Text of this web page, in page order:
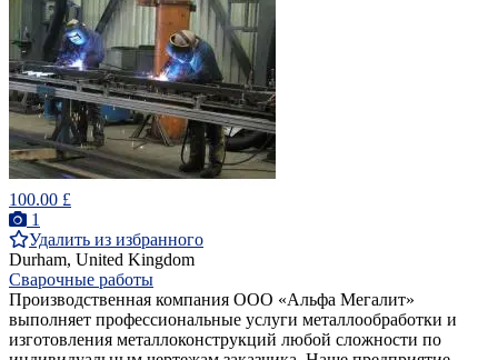
100.00 £
1
Удалить из избранного
Durham, United Kingdom
Сварочные работы
Производственная компания ООО «Альфа Мегалит»
выполняет профессиональные услуги металлообработки и
изготовления металлоконструкций любой сложности по